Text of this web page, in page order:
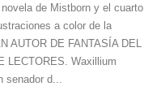
de Mistborn y el cuarto
a color de la
AUTOR DE FANTASÍA DEL
LECTORES. Waxillium
senador d...